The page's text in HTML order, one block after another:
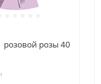
розовой розы 40